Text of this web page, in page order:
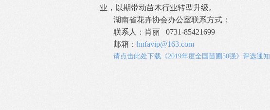
业，以期带动苗木行业转型升级。
湖南省花卉协会办公室联系方式：
联系人：肖丽 0731-85421699
邮箱： hnfavip@163.com
请点击此处下载《2019年度全国苗圃50强》评选通知